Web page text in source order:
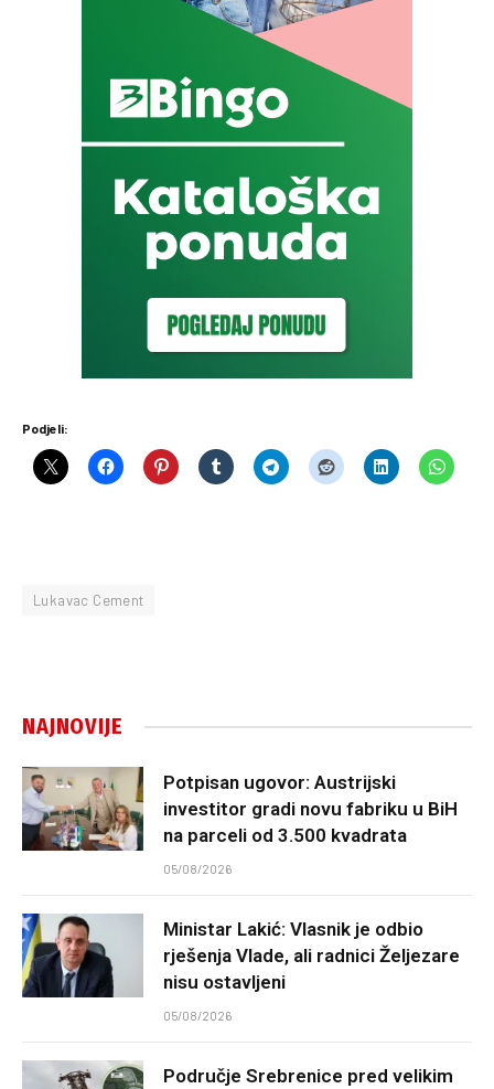
Podjeli:
Lukavac Cement
NAJNOVIJE
Potpisan ugovor: Austrijski
investitor gradi novu fabriku u BiH
na parceli od 3.500 kvadrata
05/08/2026
Ministar Lakić: Vlasnik je odbio
rješenja Vlade, ali radnici Željezare
nisu ostavljeni
05/08/2026
Područje Srebrenice pred velikim